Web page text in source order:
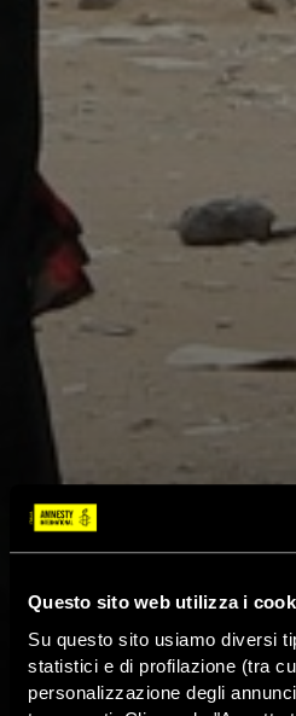
Questo sito web utilizza i
Su questo sito usiamo diversi
statistici e di profilazione (tra
personalizzazione degli